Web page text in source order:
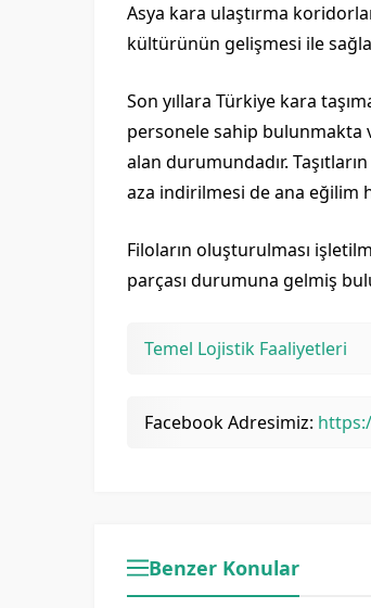
Asya kara ulaştırma
kültürünün gelişmesi ile
Son yıllara Türkiye kara
personele sahip bulunmakta
alan durumundadır.
aza indirilmesi de ana eğilim
Filoların oluşturulması
parçası durumuna gelmiş
Temel Lojistik Faaliyetleri
Facebook Adresimiz:
Benzer Konular